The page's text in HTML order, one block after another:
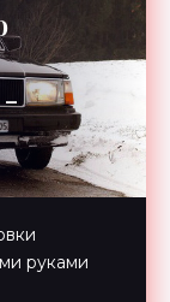
-
руками